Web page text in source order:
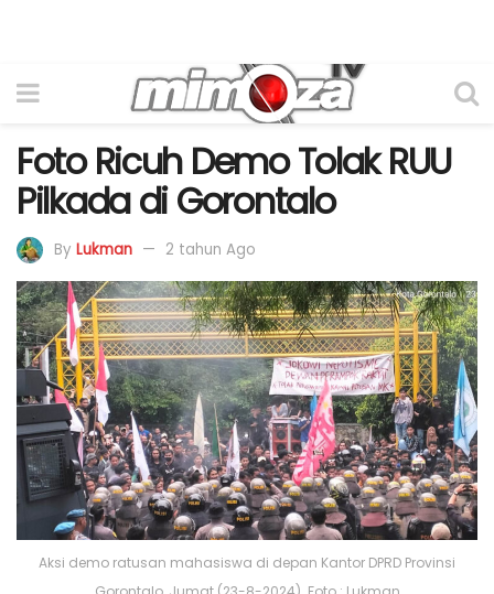
Foto Ricuh Demo Tolak RUU
Pilkada di Gorontalo
By Lukman 2 tahun Ago
Aksi demo ratusan mahasiswa di depan Kantor DPRD Provinsi